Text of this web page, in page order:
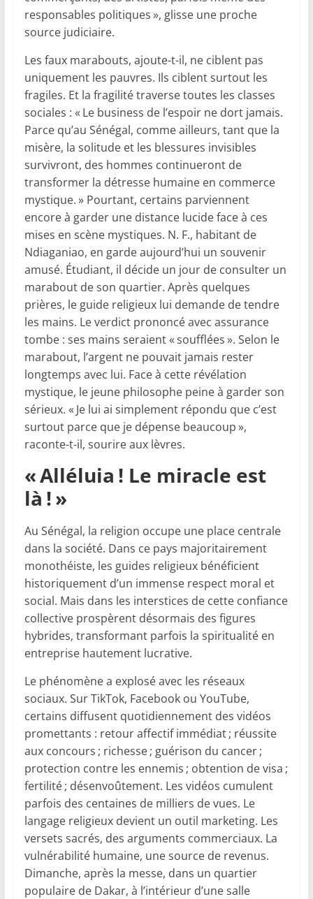
responsables politiques », glisse une proche
source judiciaire.
Les faux marabouts, ajoute-t-il, ne ciblent pas
uniquement les pauvres. Ils ciblent surtout les
fragiles. Et la fragilité traverse toutes les classes
sociales : « Le business de l’espoir ne dort jamais.
Parce qu’au Sénégal, comme ailleurs, tant que la
misère, la solitude et les blessures invisibles
survivront, des hommes continueront de
transformer la détresse humaine en commerce
mystique. » Pourtant, certains parviennent
encore à garder une distance lucide face à ces
mises en scène mystiques. N. F., habitant de
Ndiaganiao, en garde aujourd’hui un souvenir
amusé. Étudiant, il décide un jour de consulter un
marabout de son quartier. Après quelques
prières, le guide religieux lui demande de tendre
les mains. Le verdict prononcé avec assurance
tombe : ses mains seraient « soufflées ». Selon le
marabout, l’argent ne pouvait jamais rester
longtemps avec lui. Face à cette révélation
mystique, le jeune philosophe peine à garder son
sérieux. « Je lui ai simplement répondu que c’est
surtout parce que je dépense beaucoup »,
raconte-t-il, sourire aux lèvres.
« Alléluia ! Le miracle est
là ! »
Au Sénégal, la religion occupe une place centrale
dans la société. Dans ce pays majoritairement
monothéiste, les guides religieux bénéficient
historiquement d’un immense respect moral et
social. Mais dans les interstices de cette confiance
collective prospèrent désormais des figures
hybrides, transformant parfois la spiritualité en
entreprise hautement lucrative.
Le phénomène a explosé avec les réseaux
sociaux. Sur TikTok, Facebook ou YouTube,
certains diffusent quotidiennement des vidéos
promettants : retour affectif immédiat ; réussite
aux concours ; richesse ; guérison du cancer ;
protection contre les ennemis ; obtention de visa ;
fertilité ; désenvoûtement. Les vidéos cumulent
parfois des centaines de milliers de vues. Le
langage religieux devient un outil marketing. Les
versets sacrés, des arguments commerciaux. La
vulnérabilité humaine, une source de revenus.
Dimanche, après la messe, dans un quartier
populaire de Dakar, à l’intérieur d’une salle